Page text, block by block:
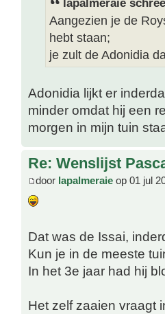
lapalmeraie
Aangezien je de
hebt staan;
je zult de Adonidia
Adonidia lijkt er
minder omdat hij een
morgen in mijn tuin
Re: Wenslijst
door lapalmeraie op 01 jul
Dat was de Issai,
Kun je in de meeste
In het 3e jaar had hij
Het zelf zaaien vraagt